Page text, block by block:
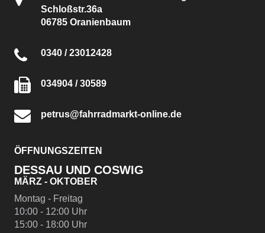
Schloßstr.36a
06785 Oranienbaum
0340 / 23012428
034904 / 30589
petrus@fahrradmarkt-online.de
ÖFFNUNGSZEITEN
DESSAU UND COSWIG
MÄRZ - OKTOBER
Montag - Freitag
10:00 - 12:00 Uhr
15:00 - 18:00 Uhr